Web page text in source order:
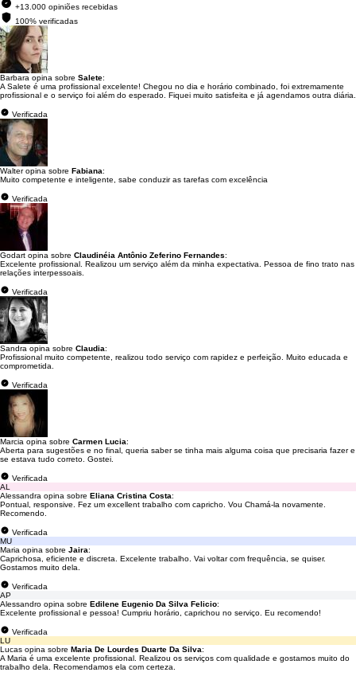
+13.000 opiniões recebidas
100% verificadas
Barbara opina sobre Salete:
A Salete é uma profissional excelente! Chegou no dia e horário combinado, foi extremamente
profissional e o serviço foi além do esperado. Fiquei muito satisfeita e já agendamos outra diária.
Verificada
Walter opina sobre Fabiana:
Muito competente e inteligente, sabe conduzir as tarefas com excelência
Verificada
Godart opina sobre Claudinéia Antônio Zeferino Fernandes:
Excelente profissional. Realizou um serviço além da minha expectativa. Pessoa de fino trato nas
relações interpessoais.
Verificada
Sandra opina sobre Claudia:
Profissional muito competente, realizou todo serviço com rapidez e perfeição. Muito educada e
comprometida.
Verificada
Marcia opina sobre Carmen Lucia:
Aberta para sugestões e no final, queria saber se tinha mais alguma coisa que precisaria fazer e
se estava tudo correto. Gostei.
Verificada
AL
Alessandra opina sobre Eliana Cristina Costa:
Pontual, responsive. Fez um excellent trabalho com capricho. Vou Chamá-la novamente.
Recomendo.
Verificada
MU
Maria opina sobre Jaira:
Caprichosa, eficiente e discreta. Excelente trabalho. Vai voltar com frequência, se quiser.
Gostamos muito dela.
Verificada
AP
Alessandro opina sobre Edilene Eugenio Da Silva Felicio:
Excelente profissional e pessoa! Cumpriu horário, caprichou no serviço. Eu recomendo!
Verificada
LU
Lucas opina sobre Maria De Lourdes Duarte Da Silva:
A Maria é uma excelente profissional. Realizou os serviços com qualidade e gostamos muito do
trabalho dela. Recomendamos ela com certeza.